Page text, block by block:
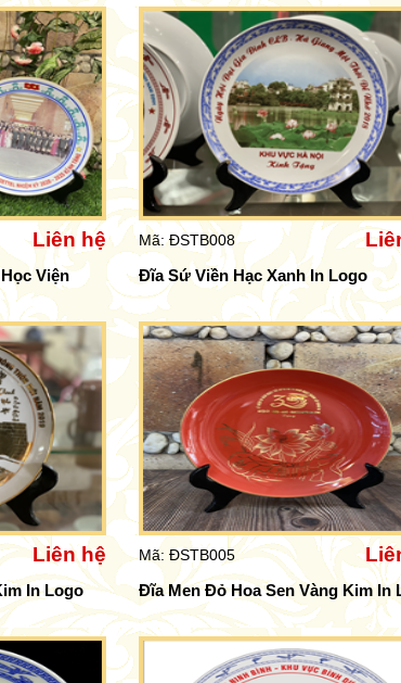
Liên hệ
Viện
Mã: ĐSTB008
Đĩa Sứ Viền Hạc Xanh In Logo
Liên hệ
In Logo
Mã: ĐSTB005
Đĩa Men Đỏ Hoa Sen Vàng Kim In